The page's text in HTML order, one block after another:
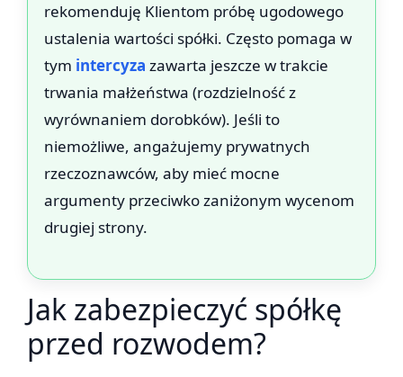
rekomenduję Klientom próbę ugodowego
ustalenia wartości spółki. Często pomaga w
tym intercyza zawarta jeszcze w trakcie
trwania małżeństwa (rozdzielność z
wyrównaniem dorobków). Jeśli to
niemożliwe, angażujemy prywatnych
rzeczoznawców, aby mieć mocne
argumenty przeciwko zaniżonym wycenom
drugiej strony.
Jak zabezpieczyć spółkę
przed rozwodem?